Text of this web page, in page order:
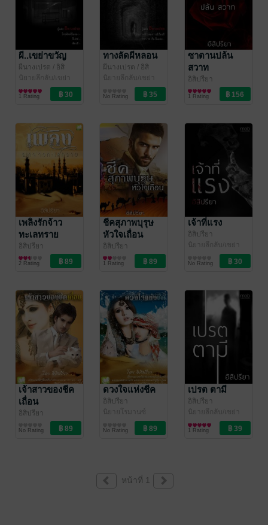
ผี..เขย่าขวัญ
ผีนางเปรต / อิสิ
ปรียา
นิยายลึกลับ/เขย่า
ขวัญ
1 Rating
ทางลัดผีหลอน
ผีนางเปรต / อิสิ
ปรียา
นิยายลึกลับ/เขย่า
No Rating
ซาตานปล้น
สวาท
อิสิปรียา
นิยายโรมานซ์
1 Rating
เพลิงรักจ้าว
ทะเลทราย
อิสิปรียา
นิยายโรมานซ์
2 Rating
ชีคสุภาพบุรุษ
หัวใจเถื่อน
อิสิปรียา
นิยายโรมานซ์
1 Rating
เจ้าที่แรง
อิสิปรียา
นิยายลึกลับ/เขย่า
No Rating
เจ้าสาวของชีค
เถื่อน
อิสิปรียา
นิยายโรมานซ์
No Rating
ดวงใจแห่งชีค
อิสิปรียา
นิยายโรมานซ์
No Rating
เปรต ตามี
อิสิปรียา
นิยายลึกลับ/เขย่า
ขวัญ
1 Rating
หน้าที่ 1